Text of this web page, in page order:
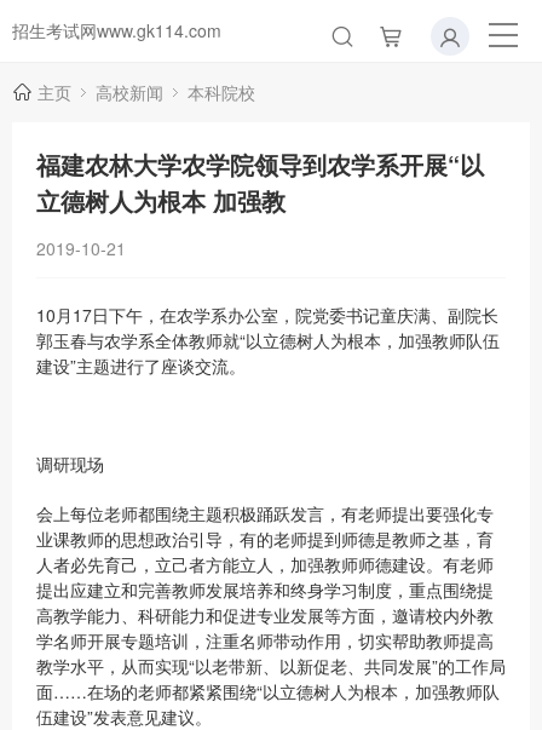
招生考试网www.gk114.com
主页 高校新闻 本科院校
福建农林大学农学院领导到农学系开展“以
立德树人为根本 加强教
2019-10-21
10月17日下午，在农学系办公室，院党委书记童庆满、副院长
郭玉春与农学系全体教师就“以立德树人为根本，加强教师队伍
建设”主题进行了座谈交流。
调研现场
会上每位老师都围绕主题积极踊跃发言，有老师提出要强化专
业课教师的思想政治引导，有的老师提到师德是教师之基，育
人者必先育己，立己者方能立人，加强教师师德建设。有老师
提出应建立和完善教师发展培养和终身学习制度，重点围绕提
高教学能力、科研能力和促进专业发展等方面，邀请校内外教
学名师开展专题培训，注重名师带动作用，切实帮助教师提高
教学水平，从而实现“以老带新、以新促老、共同发展”的工作局
面……在场的老师都紧紧围绕“以立德树人为根本，加强教师队
伍建设”发表意见建议。